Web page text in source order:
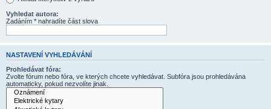
Vyhledat autora:
Zadáním * nahradíte část slova
NASTAVENÍ VYHLEDÁVÁNÍ
Prohledávat fóra:
Zvolte fórum nebo fóra, ve kterých chcete vyhledávat. Subfóra jsou prohledávána
automaticky, pokud nezvolíte jinak.